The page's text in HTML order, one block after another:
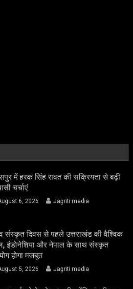
में हरक सिंह रावत की सक्रियता से बढ़ी
चर्चाएं
6, 2026 Jagriti media
संस्कृत दिवस से पहले उत्तराखंड की वैश्विक
इंडोनेशिया और नेपाल के साथ संस्कृत
होगा मजबूत
5, 2026 Jagriti media